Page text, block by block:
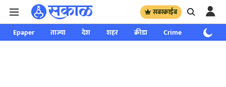
सबस्क्राईब
Epaper ताज्या देश शहर क्रीडा Crime साप्ताहिक